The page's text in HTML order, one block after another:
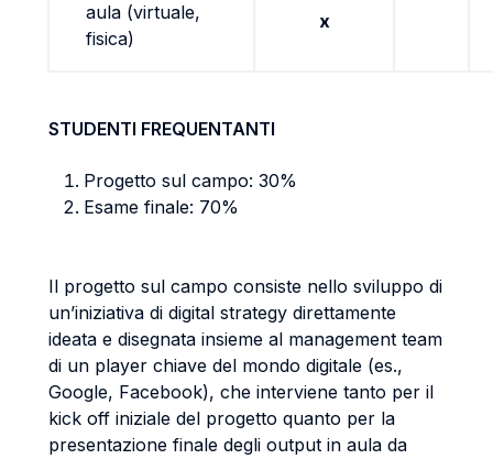
aula (virtuale,
fisica)
x
STUDENTI FREQUENTANTI
Progetto sul campo: 30%
Esame finale: 70%
Il progetto sul campo consiste nello sviluppo di
un’iniziativa di digital strategy direttamente
ideata e disegnata insieme al management team
di un player chiave del mondo digitale (es.,
Google, Facebook), che interviene tanto per il
kick off iniziale del progetto quanto per la
presentazione finale degli output in aula da